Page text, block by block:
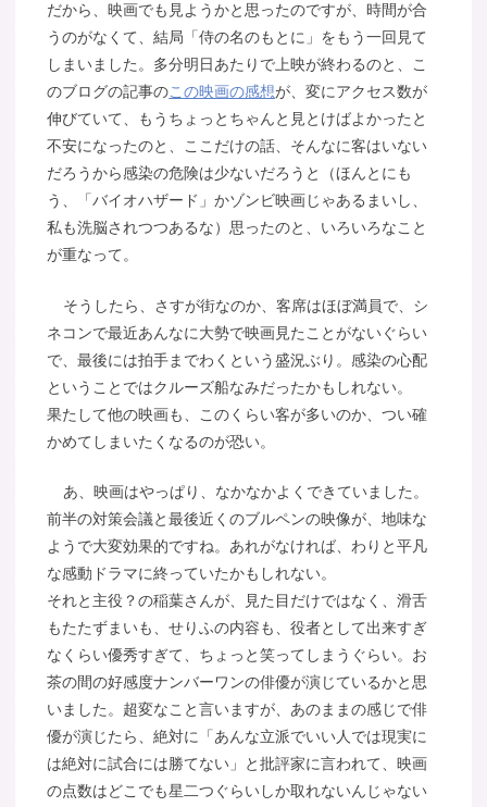
だから、映画でも見ようかと思ったのですが、時間が合
うのがなくて、結局「侍の名のもとに」をもう一回見て
しまいました。多分明日あたりで上映が終わるのと、こ
のブログの記事のこの映画の感想が、変にアクセス数が
伸びていて、もうちょっとちゃんと見とけばよかったと
不安になったのと、ここだけの話、そんなに客はいない
だろうから感染の危険は少ないだろうと（ほんとにも
う、「バイオハザード」かゾンビ映画じゃあるまいし、
私も洗脳されつつあるな）思ったのと、いろいろなこと
が重なって。
そうしたら、さすが街なのか、客席はほぼ満員で、シ
ネコンで最近あんなに大勢で映画見たことがないぐらい
で、最後には拍手までわくという盛況ぶり。感染の心配
ということではクルーズ船なみだったかもしれない。
果たして他の映画も、このくらい客が多いのか、つい確
かめてしまいたくなるのが恐い。
あ、映画はやっぱり、なかなかよくできていました。
前半の対策会議と最後近くのブルペンの映像が、地味な
ようで大変効果的ですね。あれがなければ、わりと平凡
な感動ドラマに終っていたかもしれない。
それと主役？の稲葉さんが、見た目だけではなく、滑舌
もたたずまいも、せりふの内容も、役者として出来すぎ
なくらい優秀すぎて、ちょっと笑ってしまうぐらい。お
茶の間の好感度ナンバーワンの俳優が演じているかと思
いました。超変なこと言いますが、あのままの感じで俳
優が演じたら、絶対に「あんな立派でいい人では現実に
は絶対に試合には勝てない」と批評家に言われて、映画
の点数はどこでも星二つぐらいしか取れないんじゃない